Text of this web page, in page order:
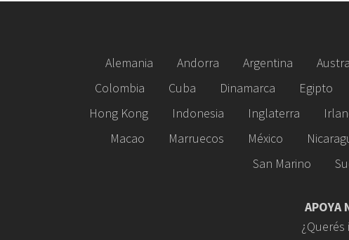
Alemania Andorra Argentina
Colombia
Cuba Dinamarca Egipto
Hong Kong
Indonesia Inglaterra
Macao
Marruecos México
San Marino
APOYA